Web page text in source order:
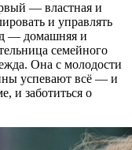
— властная и
и управлять
— домашняя и
семейного
Она с молодости
успевают всё — и
и заботиться о